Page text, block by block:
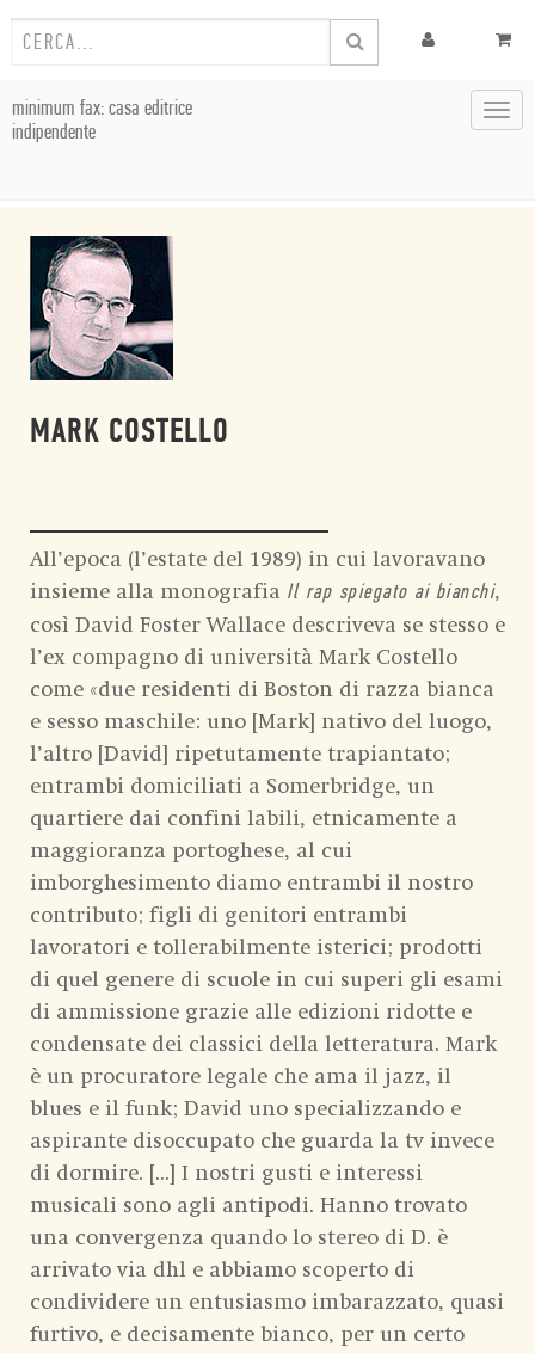
minimum fax: casa editrice
indipendente
MARK COSTELLO
All’epoca (l’estate del 1989) in cui lavoravano
insieme alla monografia Il rap spiegato ai bianchi,
così David Foster Wallace descriveva se stesso e
l’ex compagno di università Mark Costello
come «due residenti di Boston di razza bianca
e sesso maschile: uno [Mark] nativo del luogo,
l’altro [David] ripetutamente trapiantato;
entrambi domiciliati a Somerbridge, un
quartiere dai confini labili, etnicamente a
maggioranza portoghese, al cui
imborghesimento diamo entrambi il nostro
contributo; figli di genitori entrambi
lavoratori e tollerabilmente isterici; prodotti
di quel genere di scuole in cui superi gli esami
di ammissione grazie alle edizioni ridotte e
condensate dei classici della letteratura. Mark
è un procuratore legale che ama il jazz, il
blues e il funk; David uno specializzando e
aspirante disoccupato che guarda la tv invece
di dormire. [...] I nostri gusti e interessi
musicali sono agli antipodi. Hanno trovato
una convergenza quando lo stereo di D. è
arrivato via dhl e abbiamo scoperto di
condividere un entusiasmo imbarazzato, quasi
furtivo, e decisamente bianco, per un certo